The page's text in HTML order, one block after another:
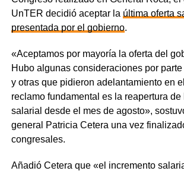
UnTER decidió aceptar la última oferta
presentada por el gobierno.
«Aceptamos por mayoría la oferta del
Hubo algunas consideraciones por
y otras que pidieron adelantamiento en
reclamo fundamental es la reapertura de
salarial desde el mes de agosto»,
general Patricia Cetera una vez
congresales.
Añadió Cetera que «el incremento